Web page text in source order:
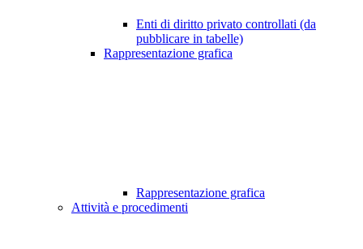
Enti di diritto privato controllati (da
pubblicare in tabelle)
Rappresentazione grafica
Rappresentazione grafica
Attività e procedimenti